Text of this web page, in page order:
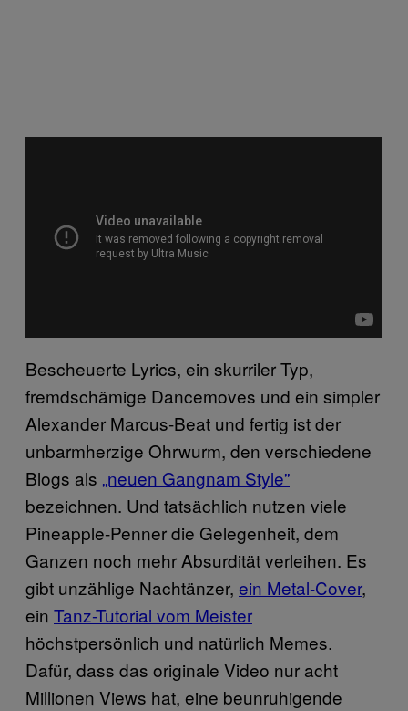
Bescheuerte Lyrics, ein skurriler Typ,
fremdschämige Dancemoves und ein simpler
Alexander Marcus-Beat und fertig ist der
unbarmherzige Ohrwurm, den verschiedene
Blogs als „neuen Gangnam Style”
bezeichnen. Und tatsächlich nutzen viele
Pineapple-Penner die Gelegenheit, dem
Ganzen noch mehr Absurdität verleihen. Es
gibt unzählige Nachtänzer, ein Metal-Cover,
ein Tanz-Tutorial vom Meister
höchstpersönlich und natürlich Memes.
Dafür, dass das originale Video nur acht
Millionen Views hat, eine beunruhigende